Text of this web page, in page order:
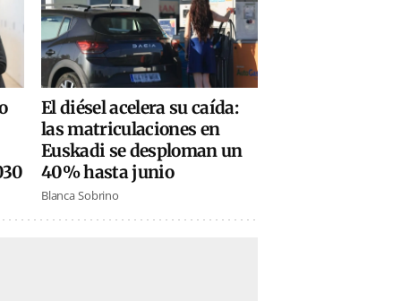
El diésel acelera su caída:
las matriculaciones en
Euskadi se desploman un
40% hasta junio
Blanca Sobrino